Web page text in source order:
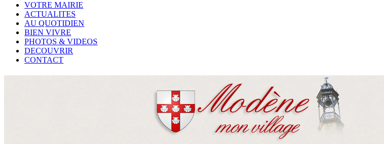
VOTRE MAIRIE
ACTUALITES
AU QUOTIDIEN
BIEN VIVRE
PHOTOS & VIDEOS
DECOUVRIR
CONTACT